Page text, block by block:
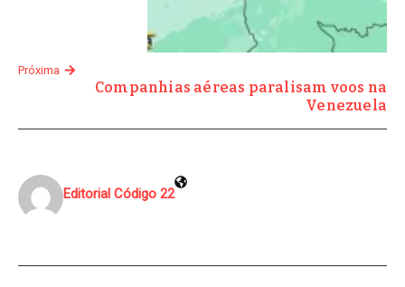
Próxima
Companhias aéreas paralisam voos na
Venezuela
Editorial Código 22